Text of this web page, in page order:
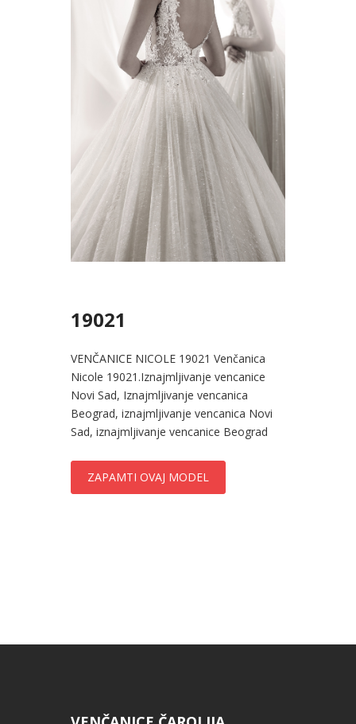
19021
VENČANICE NICOLE 19021 Venčanica
Nicole 19021.Iznajmljivanje vencanice
Novi Sad, Iznajmljivanje vencanica
Beograd, iznajmljivanje vencanica Novi
Sad, iznajmljivanje vencanice Beograd
ZAPAMTI OVAJ MODEL